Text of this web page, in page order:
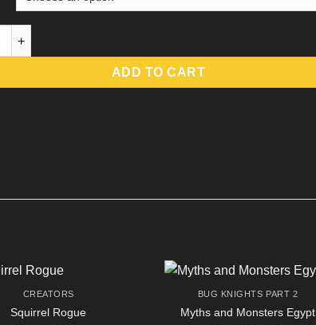
Poesje quantity
ADD TO CART
CREATORS
Squirrel Rogue
BUG KNIGHTS PART 2
Myths and Monsters Egypt